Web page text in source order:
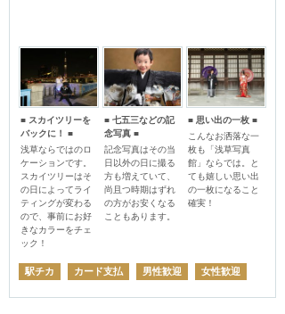
■ スカイツリーを
バックに！ ■
浅草ならではのロ
ケーションです。
スカイツリーはそ
の日によってライ
ティングが変わる
ので、事前にお好
きなカラーをチェ
ック！
■ 七五三などの記
念写真 ■
記念写真はその当
日以外の日に撮る
方も増えていて、
尚且つ時期はずれ
の方がお安くなる
こともあります。
■ 思い出の一枚 ■
こんなお洒落な一
枚も「浅草写真
館」ならでは。と
ても嬉しい思い出
の一枚になること
確実！
駅チカ カード支払 男性歓迎 女性歓迎